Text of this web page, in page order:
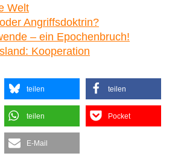
Welt
Angriffsdoktrin?
– ein Epochenbruch!
Kooperation
teilen teilen
teilen Pocket
E-Mail